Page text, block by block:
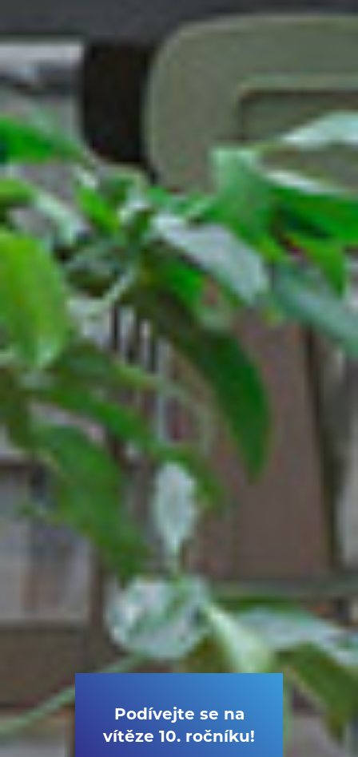
Podívejte se na
vítěze 10. ročníku!